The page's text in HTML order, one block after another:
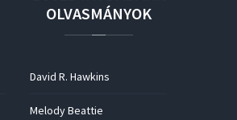
OLVASMÁNYOK
David R. Hawkins
Melody Beattie